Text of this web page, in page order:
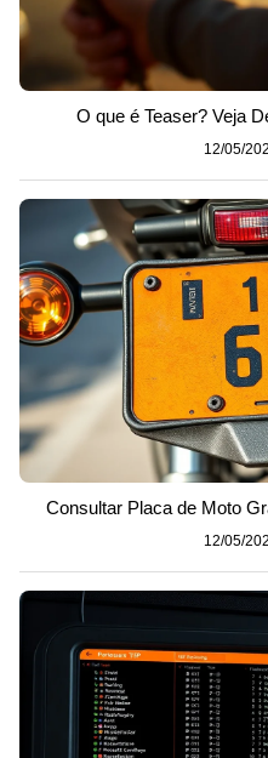
O que é Teaser? Veja
12/05/
Consultar Placa de Moto
12/05/